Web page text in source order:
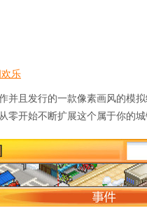
乐
并且发行的一款像素画风的模
零开始不断扩展这个属于你的城